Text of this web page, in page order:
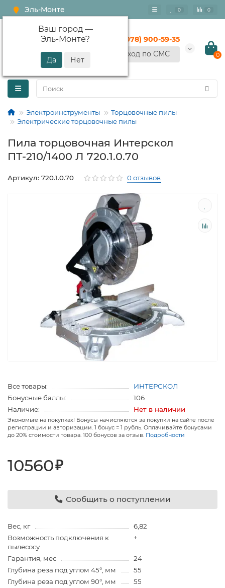
Эль-Монте
Ваш город —
Эль-Монте?
0 0
+7 (978) 900-59-35
Вход по СМС
0
Электроинструменты
Торцовочные пилы
Электрические торцовочные пилы
Пила торцовочная Интерскол
ПТ-210/1400 Л 720.1.0.70
Артикул: 720.1.0.70 0 отзывов
Все товары:
ИНТЕРСКОЛ
Бонусные баллы:
106
Наличие:
Нет в наличии
Экономьте на покупках! Бонусы начисляются за покупки на сайте после
регистрации и авторизации. 1 бонус = 1 рубль. Оплачивайте бонусами
до 20% стоимости товара. 100 бонусов за отзыв. Подробности
10560₽
Сообщить о поступлении
Вес, кг
6,82
Возможность подключения к
пылесосу
+
Гарантия, мес
24
Глубина реза под углом 45°, мм
55
Глубина реза под углом 90°, мм
55